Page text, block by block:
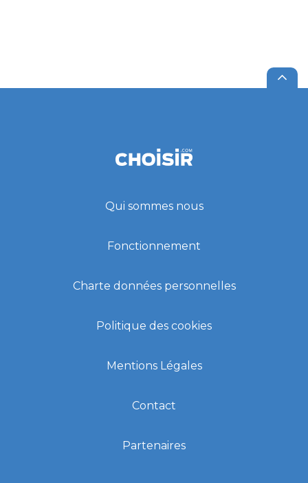
Qui sommes nous
Fonctionnement
Charte données personnelles
Politique des cookies
Mentions Légales
Contact
Partenaires